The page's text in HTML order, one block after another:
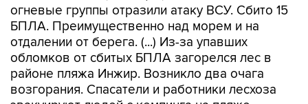
огневые группы отразили атаку ВСУ. Сбито 15
БПЛА. Преимущественно над морем и на
отдалении от берега. (...) Из-за упавших
обломков от сбитых БПЛА загорелся лес в
районе пляжа Инжир. Возникло два очага
возгорания. Спасатели и работники лесхоза